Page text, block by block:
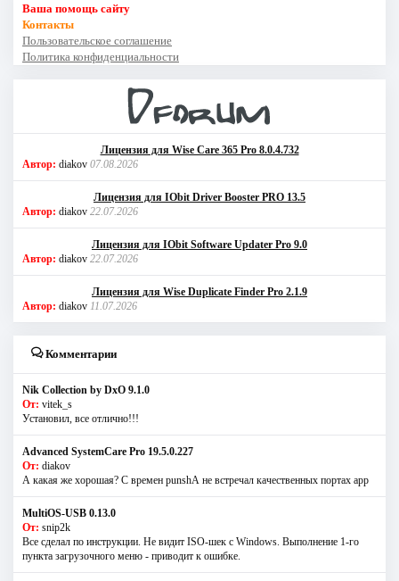
Ваша помощь сайту
Контакты
Пользовательское соглашение
Политика конфиденциальности
Лицензия для Wise Care 365 Pro 8.0.4.732
Автор: diakov 07.08.2026
Лицензия для IObit Driver Booster PRO 13.5
Автор: diakov 22.07.2026
Лицензия для IObit Software Updater Pro 9.0
Автор: diakov 22.07.2026
Лицензия для Wise Duplicate Finder Pro 2.1.9
Автор: diakov 11.07.2026
Комментарии
Nik Collection by DxO 9.1.0
От: vitek_s
Установил, все отлично!!!
Advanced SystemCare Pro 19.5.0.227
От: diakov
А какая же хорошая? С времен punshА не встречал качественных портах app
MultiOS-USB 0.13.0
От: snip2k
Все сделал по инструкции. Не видит ISO-шек с Windows. Выполнение 1-го
пункта загрузочного меню - приводит к ошибке.